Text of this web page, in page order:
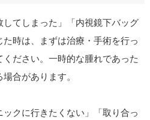
してしまった」「内視鏡下バッグ
時は、まずは治療・手術を行っ
ださい。一時的な腫れであった
合があります。
ックに行きたくない」「取り合っ